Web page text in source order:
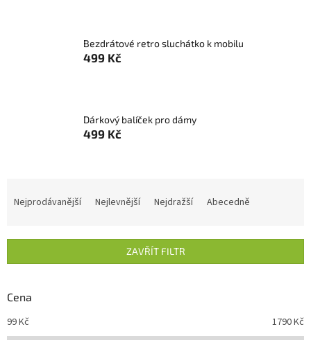
Bezdrátové retro sluchátko k mobilu
499 Kč
Dárkový balíček pro dámy
499 Kč
í
r
o
d
u
Nejprodávanější Nejlevnější Nejdražší Abecedně
ZAVŘÍT FILTR
Cena
99Kč 1790Kč